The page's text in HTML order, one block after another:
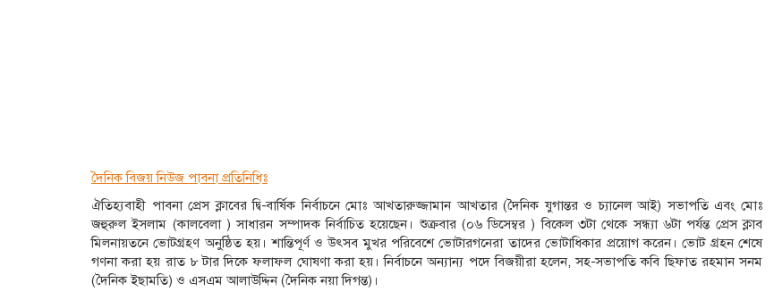
দৈনিক বিজয় নিউজ পাবনা প্রতিনিধিঃ
ঐতিহ্যবাহী পাবনা প্রেস ক্লাবের দ্বি-বার্ষিক নির্বাচনে মোঃ আখতারুজ্জামান আখতার (দৈনিক যুগান্তর ও চ্যানেল আই) সভাপতি এবং মোঃ
জহুরুল ইসলাম (কালবেলা ) সাধারন সম্পাদক নির্বাচিত হয়েছেন। শুক্রবার (০৬ ডিসেম্বর ) বিকেল ৩টা থেকে সন্ধ্যা ৬টা পর্যন্ত প্রেস ক্লাব
মিলনায়তনে ভোটগ্রহণ অনুষ্ঠিত হয়। শান্তিপূর্ণ ও উৎসব মুখর পরিবেশে ভোটারগনেরা তাদের ভোটাধিকার প্রয়োগ করেন। ভোট গ্রহন শেষে
গণনা করা হয় রাত ৮ টার দিকে ফলাফল ঘোষণা করা হয়। নির্বাচনে অন্যান্য পদে বিজয়ীরা হলেন, সহ-সভাপতি কবি ছিফাত রহমান সনম
(দৈনিক ইছামতি) ও এসএম আলাউদ্দিন (দৈনিক নয়া দিগন্ত)।